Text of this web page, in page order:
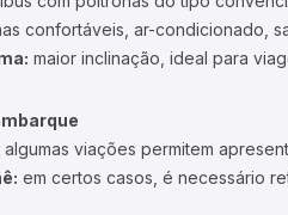
confortáveis, ar-condicionado,
maior inclinação, ideal para
algumas viações permitem
em certos casos, é necessário